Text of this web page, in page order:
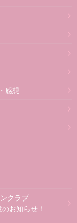
感想
クラブ
お知らせ！